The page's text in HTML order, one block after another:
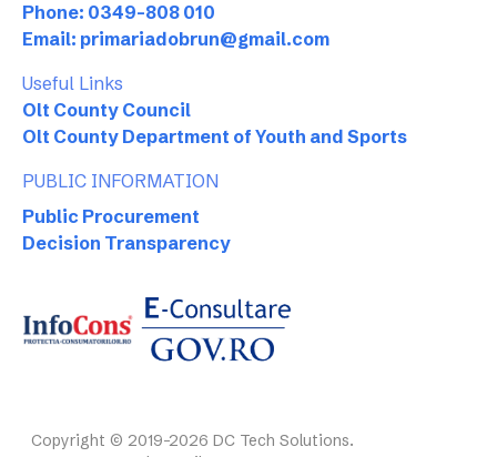
Phone: 0349-808 010
Email: primariadobrun@gmail.com
Useful Links
Olt County Council
Olt County Department of Youth and Sports
PUBLIC INFORMATION
Public Procurement
Decision Transparency
Copyright © 2019-2026 DC Tech Solutions.